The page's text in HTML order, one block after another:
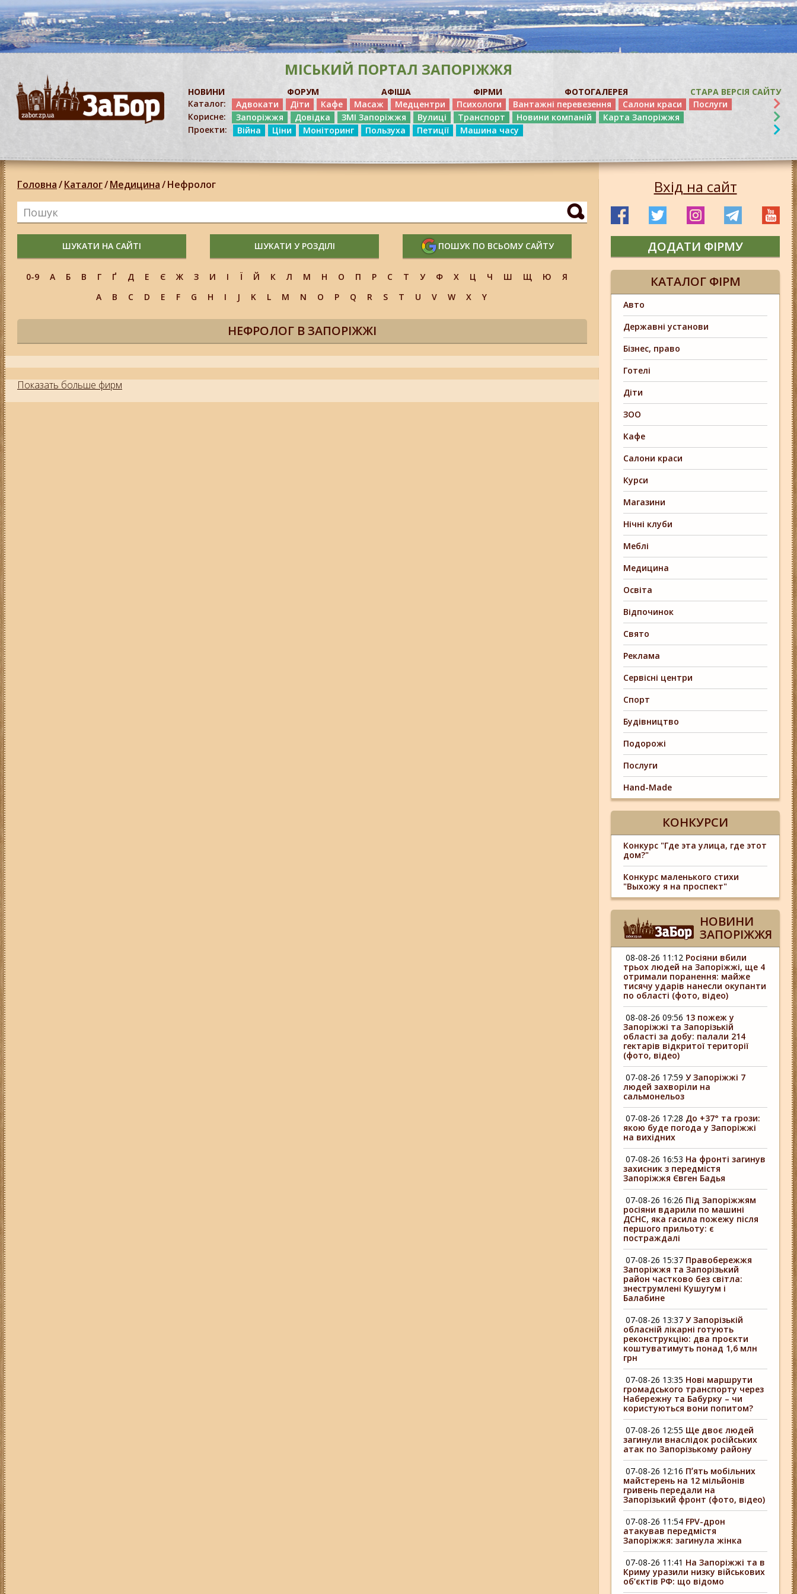
МІСЬКИЙ ПОРТАЛ ЗАПОРІЖЖЯ
НОВИНИ ФОРУМ АФІША ФІРМИ ФОТОГАЛЕРЕЯ
СТАРА ВЕРСІЯ САЙТУ
Каталог:
Адвокати Діти Кафе Масаж Медцентри Психологи Вантажні перевезення Салони краси
Послуги
Корисне:
Запоріжжя Довідка ЗМІ Запоріжжя Вулиці Транспорт Новини компаній
Карта Запоріжжя
Проекти:
Війна Ціни Моніторинг Пользуха Петиції Машина часу
Головна/Каталог/Медицина/Нефролог
ШУКАТИ НА САЙТІ ШУКАТИ У РОЗДІЛІ ПОШУК ПО ВСЬОМУ САЙТУ
0-9 А Б В Г Ґ Д Е Є Ж З И І Ї Й К Л М Н О П Р С Т У Ф Х Ц Ч Ш Щ Ю
Я
A
B C D E F G H I J K L M N O P Q R S T U V W X Y
НЕФРОЛОГ В ЗАПОРІЖЖІ
Показать больше фирм
Вхід на сайт
ДОДАТИ ФІРМУ
КАТАЛОГ ФІРМ
Авто
Державні установи
Бізнес, право
Готелі
Діти
ЗОО
Кафе
Салони краси
Курси
Магазини
Нічні клуби
Меблі
Медицина
Освіта
Відпочинок
Свято
Реклама
Сервісні центри
Спорт
Будівництво
Подорожі
Послуги
Hand-Made
КОНКУРСИ
Конкурс "Где эта улица, где этот
дом?"
Конкурс маленького стихи
"Выхожу я на проспект"
НОВИНИ
ЗАПОРІЖЖЯ
08-08-26 11:12 Росіяни вбили
трьох людей на Запоріжжі, ще 4
отримали поранення: майже
тисячу ударів нанесли окупанти
по області (фото, відео)
08-08-26 09:56 13 пожеж у
Запоріжжі та Запорізькій
області за добу: палали 214
гектарів відкритої території
(фото, відео)
07-08-26 17:59 У Запоріжжі 7
людей захворіли на
сальмонельоз
07-08-26 17:28 До +37° та грози:
якою буде погода у Запоріжжі
на вихідних
07-08-26 16:53 На фронті загинув
захисник з передмістя
Запоріжжя Євген Бадья
07-08-26 16:26 Під Запоріжжям
росіяни вдарили по машині
ДСНС, яка гасила пожежу після
першого прильоту: є
постраждалі
07-08-26 15:37 Правобережжя
Запоріжжя та Запорізький
район частково без світла:
знеструмлені Кушугум і
Балабине
07-08-26 13:37 У Запорізькій
обласній лікарні готують
реконструкцію: два проєкти
коштуватимуть понад 1,6 млн
грн
07-08-26 13:35 Нові маршрути
громадського транспорту через
Набережну та Бабурку – чи
користуються вони попитом?
07-08-26 12:55 Ще двоє людей
загинули внаслідок російських
атак по Запорізькому району
07-08-26 12:16 Пʼять мобільних
майстерень на 12 мільйонів
гривень передали на
Запорізький фронт (фото, відео)
07-08-26 11:54 FPV-дрон
атакував передмістя
Запоріжжя: загинула жінка
07-08-26 11:41 На Запоріжжі та в
Криму уразили низку військових
об’єктів РФ: що відомо